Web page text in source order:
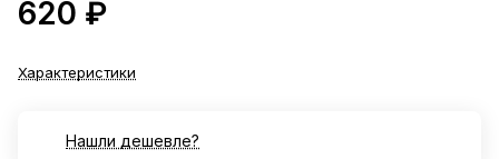
620 ₽
Характеристики
Нашли дешевле?